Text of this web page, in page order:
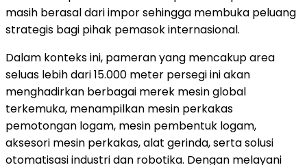
masih berasal dari impor sehingga membuka peluang
strategis bagi pihak pemasok internasional.
Dalam konteks ini, pameran yang mencakup area
seluas lebih dari 15.000 meter persegi ini akan
menghadirkan berbagai merek mesin global
terkemuka, menampilkan mesin perkakas
pemotongan logam, mesin pembentuk logam,
aksesori mesin perkakas, alat gerinda, serta solusi
otomatisasi industri dan robotika. Dengan melayani